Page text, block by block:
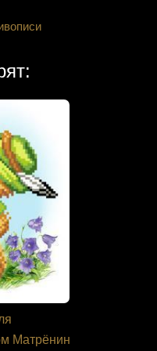
Матрёнин